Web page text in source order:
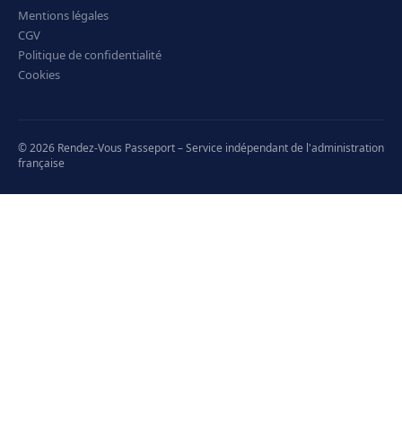
Mentions légales
CGV
Politique de confidentialité
Cookies
© 2026 Rendez-Vous Passeport – Service indépendant de l'administration
française